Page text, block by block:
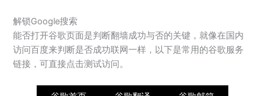
解锁Google搜索
能否打开谷歌页面是判断翻墙成功与否的关键，就像在国内
访问百度来判断是否成功联网一样，以下是常用的谷歌服务
链接，可直接点击测试访问。